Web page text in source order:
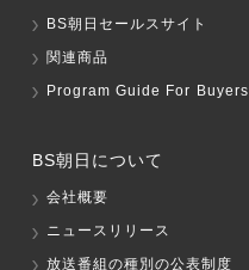
BS朝日セールスサイト
関連商品
Program Guide For Buyers
BS朝日について
会社概要
ニュースリリース
放送番組の種別の公表制度